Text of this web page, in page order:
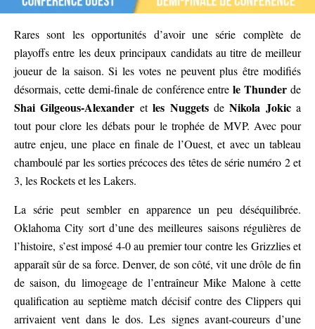
Rares sont les opportunités d’avoir une série complète de
playoffs entre les deux principaux candidats au titre de meilleur
joueur de la saison. Si les votes ne peuvent plus être modifiés
désormais, cette demi-finale de conférence entrele Thunder de
Shai Gilgeous-Alexander etles NuggetsdeNikola Jokica
tout pour clore les débats pour le trophée de MVP. Avec pour
autre enjeu, une place en finale de l’Ouest, et avec un tableau
chamboulé par les sorties précoces des têtes de série numéro 2 et
3, les Rockets et les Lakers.
La série peut sembler en apparence un peu déséquilibrée.
Oklahoma City sort d’une des meilleures saisons régulières de
l’histoire, s’est imposé 4-0 au premier tour contre les Grizzlies et
apparaît sûr de sa force. Denver, de son côté, vit une drôle de fin
de saison, du limogeage de l’entraîneur Mike Malone à cette
qualification au septième match décisif contre des Clippers qui
arrivaient vent dans le dos. Les signes avant-coureurs d’une